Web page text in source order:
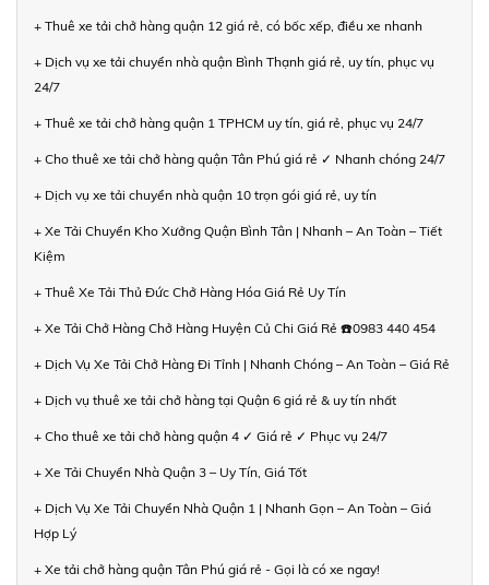
+ Thuê xe tải chở hàng quận 12 giá rẻ, có bốc xếp, điều xe nhanh
+ Dịch vụ xe tải chuyển nhà quận Bình Thạnh giá rẻ, uy tín, phục vụ
24/7
+ Thuê xe tải chở hàng quận 1 TPHCM uy tín, giá rẻ, phục vụ 24/7
+ Cho thuê xe tải chở hàng quận Tân Phú giá rẻ ✓ Nhanh chóng 24/7
+ Dịch vụ xe tải chuyển nhà quận 10 trọn gói giá rẻ, uy tín
+ Xe Tải Chuyển Kho Xưởng Quận Bình Tân | Nhanh – An Toàn – Tiết
Kiệm
+ Thuê Xe Tải Thủ Đức Chở Hàng Hóa Giá Rẻ Uy Tín
+ Xe Tải Chở Hàng Chở Hàng Huyện Củ Chi Giá Rẻ ☎️0983 440 454
+ Dịch Vụ Xe Tải Chở Hàng Đi Tỉnh | Nhanh Chóng – An Toàn – Giá Rẻ
+ Dịch vụ thuê xe tải chở hàng tại Quận 6 giá rẻ & uy tín nhất
+ Cho thuê xe tải chở hàng quận 4 ✓ Giá rẻ ✓ Phục vụ 24/7
+ Xe Tải Chuyển Nhà Quận 3 – Uy Tín, Giá Tốt
+ Dịch Vụ Xe Tải Chuyển Nhà Quận 1 | Nhanh Gọn – An Toàn – Giá
Hợp Lý
+ Xe tải chở hàng quận Tân Phú giá rẻ - Gọi là có xe ngay!